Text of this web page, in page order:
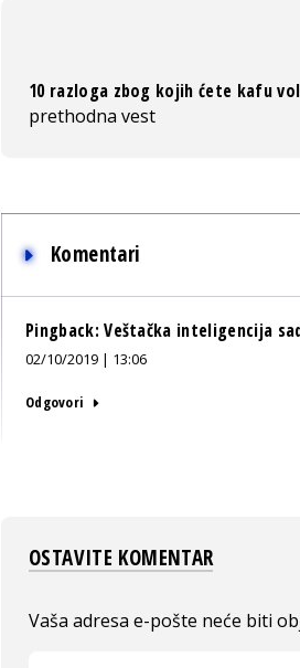
10 razloga zbog kojih ćete kafu
prethodna vest
Komentari
Pingback:Veštačka inteligencija
02/10/2019 | 13:06
Odgovori
OSTAVITE KOMENTAR
Vaša adresa e-pošte neće biti